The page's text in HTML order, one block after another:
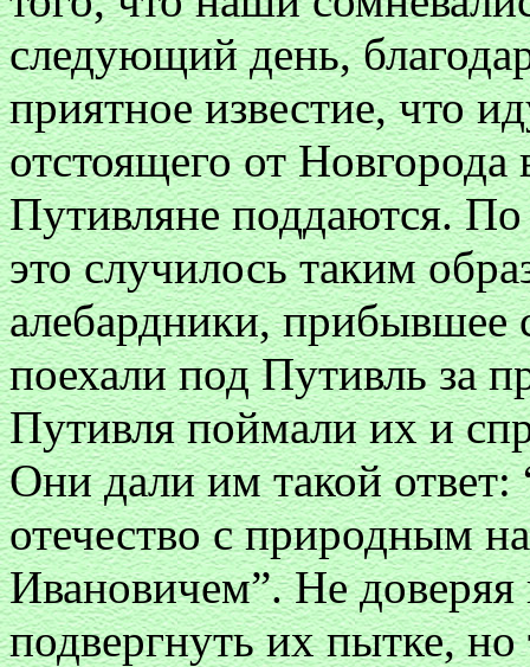
следующий день,
приятное известие, что
отстоящего от
Путивляне поддаются.
это случилось таким
алебардники,
поехали под Путивль за
Путивля поймали их и
Они дали им такой
отечество с природным
Ивановичем”. Не доверяя
подвергнуть их пытке,